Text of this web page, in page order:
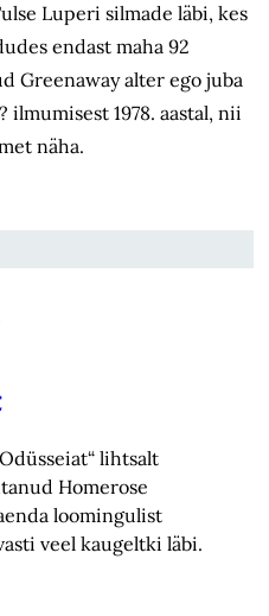
Luperi silmade läbi, kes
endast maha 92
Greenaway alter ego juba
ilmumisest 1978. aastal, nii
näha.
lihtsalt
Homerose
loomingulist
veel kaugeltki läbi.‎